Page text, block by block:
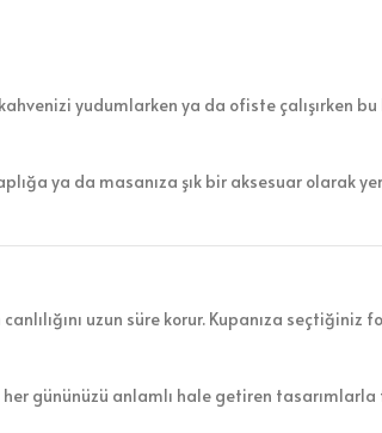
yudumlarken ya da ofiste çalışırken bu
ya da masanıza şık bir aksesuar olarak
uzun süre korur. Kupanıza seçtiğiniz
gününüzü anlamlı hale getiren tasarımlarla